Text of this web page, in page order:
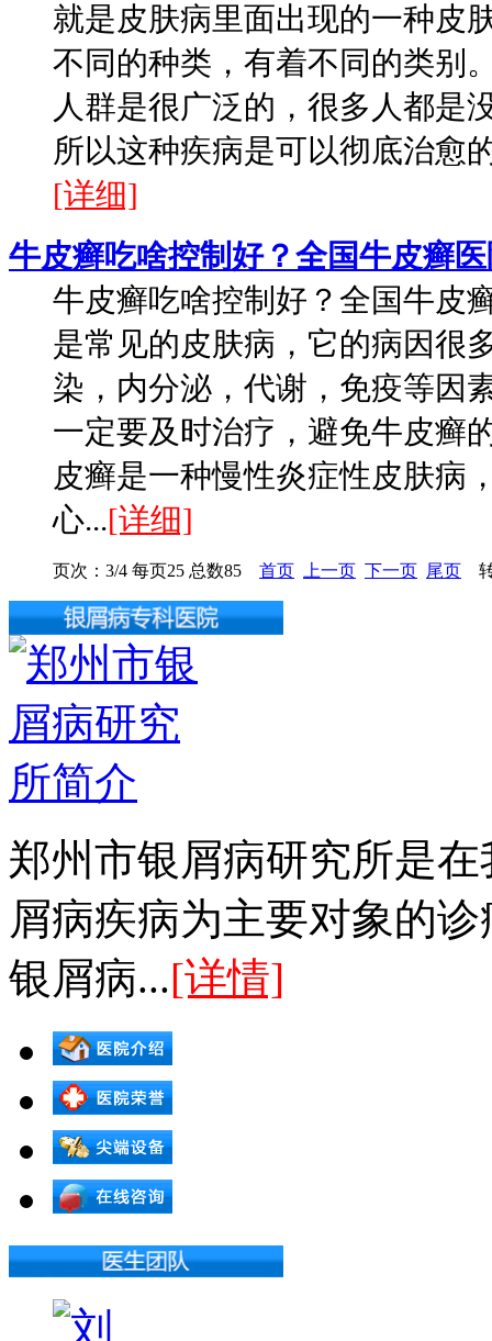
就是皮肤病里面出现的一种皮
不同的种类，有着不同的类别
人群是很广泛的，很多人都是
所以这种疾病是可以彻底治愈
[详细]
牛皮癣吃啥控制好？全国牛皮癣
牛皮癣吃啥控制好？全国牛皮
是常见的皮肤病，它的病因很
染，内分泌，代谢，免疫等因
一定要及时治疗，避免牛皮癣
皮癣是一种慢性炎症性皮肤病
心...[详细]
页次：3/4 每页25 总数85 首页 上一页 下一页 尾页
郑州市银屑病研究所是
屑病疾病为主要对象的
银屑病...[详情]